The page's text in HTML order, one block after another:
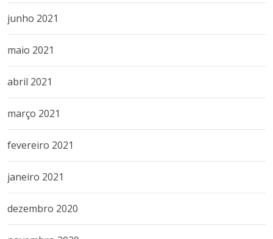
junho 2021
maio 2021
abril 2021
março 2021
fevereiro 2021
janeiro 2021
dezembro 2020